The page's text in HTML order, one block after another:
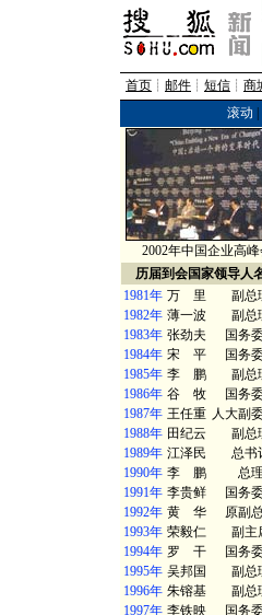
首页 ┊ 邮件 ┊ 短信 ┊ 商
滚动
2002年中国企业高
历届到会国家领导人
1981年 万 里
副总
1982年 薄一波
副总
1983年 张劲夫
国务
1984年 宋 平
国务
1985年 李 鹏
副总
1986年 谷 牧
国务
1987年 王任重 人大副
1988年 田纪云
副总
1989年 江泽民
总书
1990年 李 鹏
总理
1991年 李贵鲜
国务
1992年 黄 华
原副
1993年 荣毅仁
副主
1994年 罗 干
国务
1995年 吴邦国
副总
1996年 朱镕基
副总
1997年 李铁映
国务